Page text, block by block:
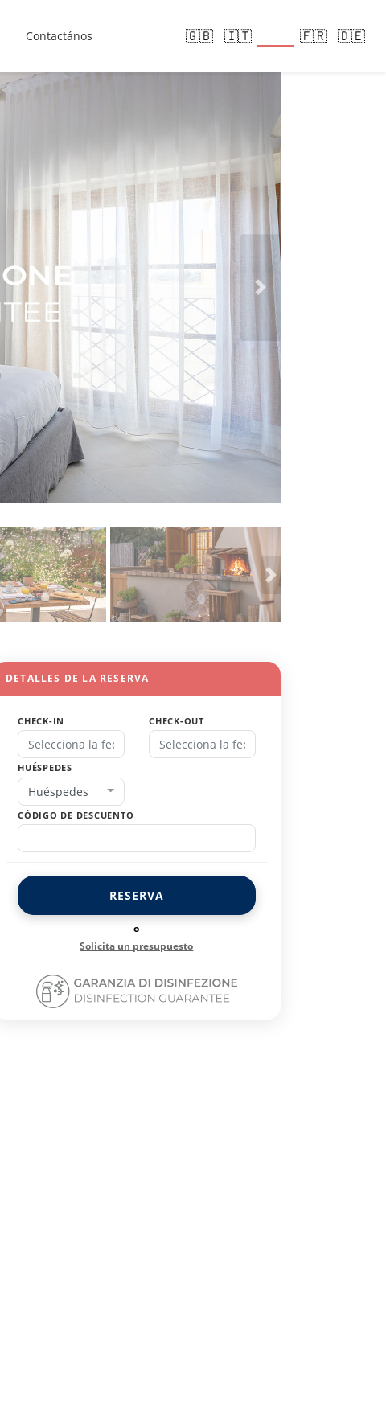
Contactános 🇬🇧 🇮🇹 🇫🇷 🇩🇪
DETALLES DE LA RESERVA
CHECK-IN CHECK-OUT
HUÉSPEDES
Huéspedes
CÓDIGO DE DESCUENTO
RESERVA
o
Solicita un presupuesto